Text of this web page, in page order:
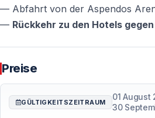
— Abfahrt von der Aspendos
— Rückkehr zu den Hotels
Preise
GÜLTIGKEITSZEITRAUM
01 August
30